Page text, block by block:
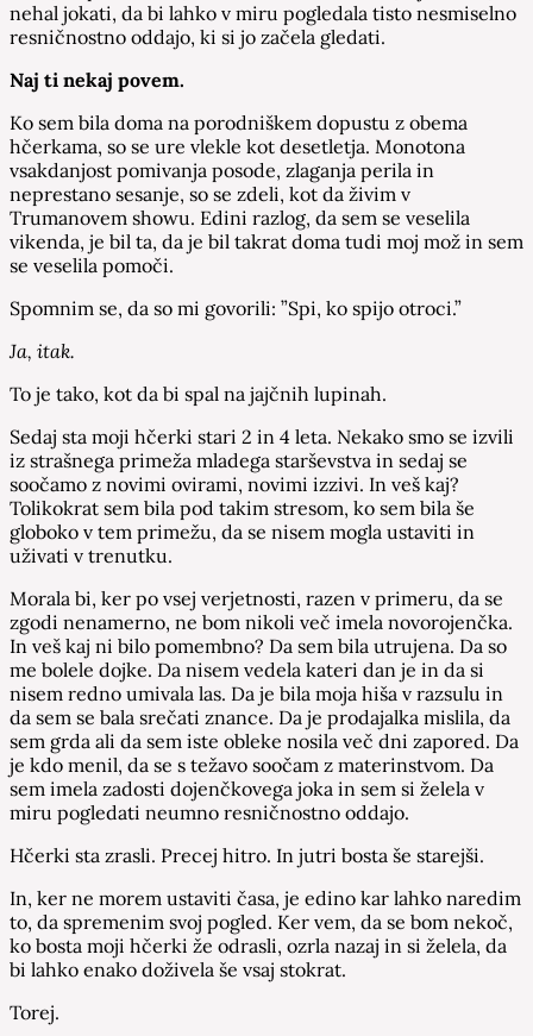
nehal jokati, da bi lahko v miru pogledala tisto nesmiselno
resničnostno oddajo, ki si jo začela gledati.
Naj ti nekaj povem.
Ko sem bila doma na porodniškem dopustu z obema
hčerkama, so se ure vlekle kot desetletja. Monotona
vsakdanjost pomivanja posode, zlaganja perila in
neprestano sesanje, so se zdeli, kot da živim v
Trumanovem showu. Edini razlog, da sem se veselila
vikenda, je bil ta, da je bil takrat doma tudi moj mož in sem
se veselila pomoči.
Spomnim se, da so mi govorili: ”Spi, ko spijo otroci.”
Ja, itak.
To je tako, kot da bi spal na jajčnih lupinah.
Sedaj sta moji hčerki stari 2 in 4 leta. Nekako smo se izvili
iz strašnega primeža mladega starševstva in sedaj se
soočamo z novimi ovirami, novimi izzivi. In veš kaj?
Tolikokrat sem bila pod takim stresom, ko sem bila še
globoko v tem primežu, da se nisem mogla ustaviti in
uživati v trenutku.
Morala bi, ker po vsej verjetnosti, razen v primeru, da se
zgodi nenamerno, ne bom nikoli več imela novorojenčka.
In veš kaj ni bilo pomembno? Da sem bila utrujena. Da so
me bolele dojke. Da nisem vedela kateri dan je in da si
nisem redno umivala las. Da je bila moja hiša v razsulu in
da sem se bala srečati znance. Da je prodajalka mislila, da
sem grda ali da sem iste obleke nosila več dni zapored. Da
je kdo menil, da se s težavo soočam z materinstvom. Da
sem imela zadosti dojenčkovega joka in sem si želela v
miru pogledati neumno resničnostno oddajo.
Hčerki sta zrasli. Precej hitro. In jutri bosta še starejši.
In, ker ne morem ustaviti časa, je edino kar lahko naredim
to, da spremenim svoj pogled. Ker vem, da se bom nekoč,
ko bosta moji hčerki že odrasli, ozrla nazaj in si želela, da
bi lahko enako doživela še vsaj stokrat.
Torej.